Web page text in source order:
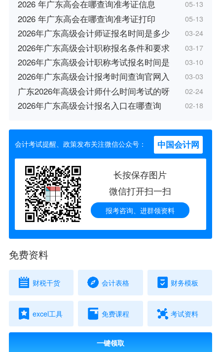
2026 年广东高会在哪查询准考证信息 05-13
2026 年广东高会在哪查询准考证打印 05-13
2026年广东高级会计师证报名时间是多少 03-24
2026年广东高级会计职称报名条件和要求 03-17
2026年广东高级会计职称考试报名时间是 03-10
2026年广东高级会计报考时间查询官网入 03-03
广东2026年高级会计师什么时间考试的呀 02-24
2026年广东高级会计报名入口在哪查询 02-18
会计考试提醒、政策发布关注微信公众号： 中国会计网
长按保存图片
微信打开扫一扫
报考咨询、进群领资料
免费资料
财税干货 会计表格 财务模板
excel工具 免费课程 考试资料
一键领取